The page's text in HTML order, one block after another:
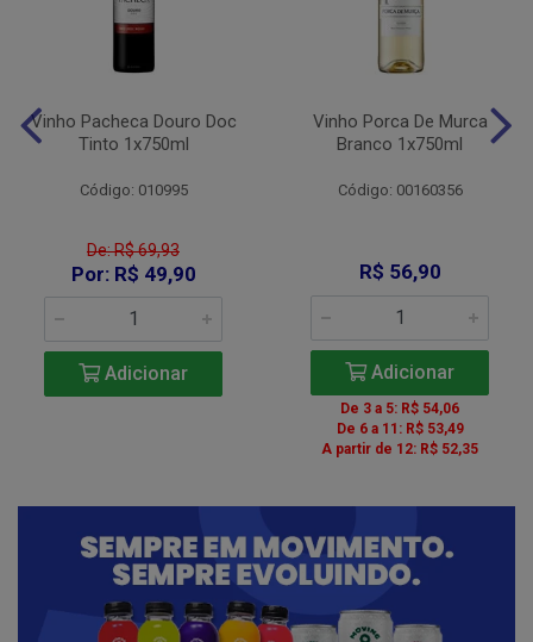
Vinho Pacheca Douro Doc
Tinto 1x750ml
Código: 010995
De: R$ 69,93
Por: R$ 49,90
Adicionar
Vinho Porca De Murca
Branco 1x750ml
Código: 00160356
R$ 56,90
Adicionar
De 3 a 5: R$ 54,06
De 6 a 11: R$ 53,49
A partir de 12: R$ 52,35